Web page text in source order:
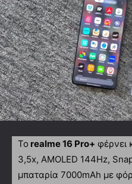
Το realme 16 Pro+ φέρνει
3,5x, AMOLED 144Hz,
μπαταρία 7000mAh με